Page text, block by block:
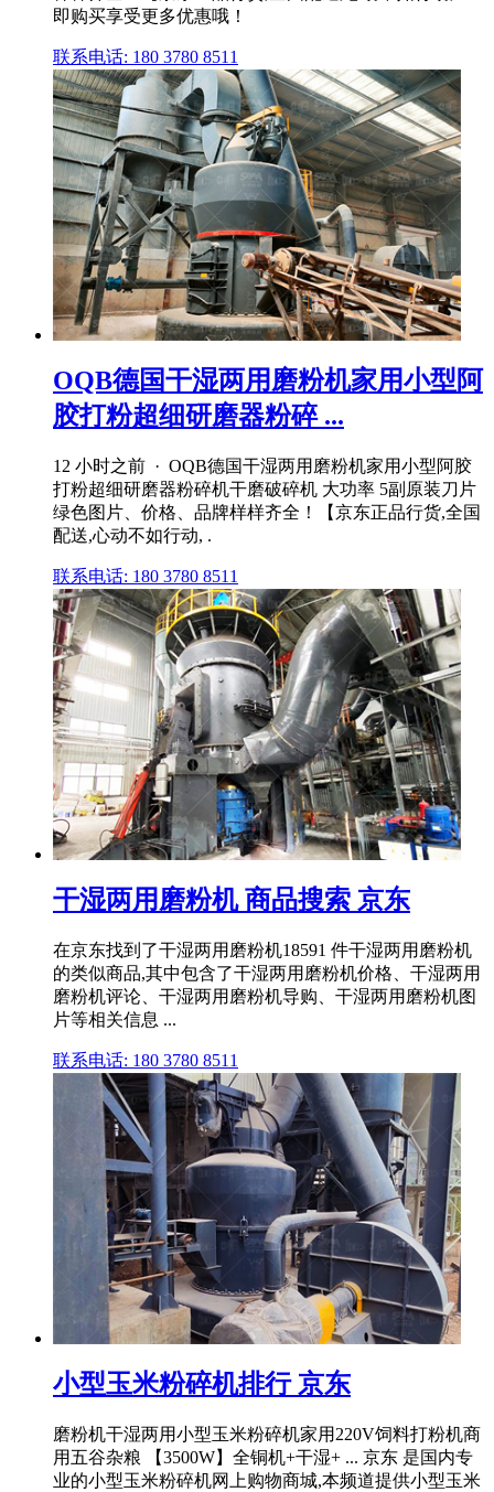
即购买享受更多优惠哦！
联系电话: 180 3780 8511
OQB德国干湿两用磨粉机家用小型阿
胶打粉超细研磨器粉碎 ...
12 小时之前 · OQB德国干湿两用磨粉机家用小型阿胶
打粉超细研磨器粉碎机干磨破碎机 大功率 5副原装刀片
绿色图片、价格、品牌样样齐全！【京东正品行货,全国
配送,心动不如行动, .
联系电话: 180 3780 8511
干湿两用磨粉机 商品搜索 京东
在京东找到了干湿两用磨粉机18591 件干湿两用磨粉机
的类似商品,其中包含了干湿两用磨粉机价格、干湿两用
磨粉机评论、干湿两用磨粉机导购、干湿两用磨粉机图
片等相关信息 ...
联系电话: 180 3780 8511
小型玉米粉碎机排行 京东
磨粉机干湿两用小型玉米粉碎机家用220V饲料打粉机商
用五谷杂粮 【3500W】全铜机+干湿+ ... 京东 是国内专
业的小型玉米粉碎机网上购物商城,本频道提供小型玉米